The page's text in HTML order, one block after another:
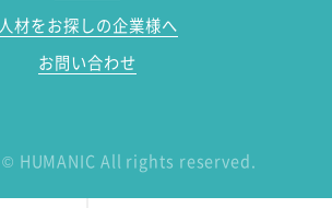
人材をお探しの企業様へ
お問い合わせ
© HUMANIC All rights reserved.